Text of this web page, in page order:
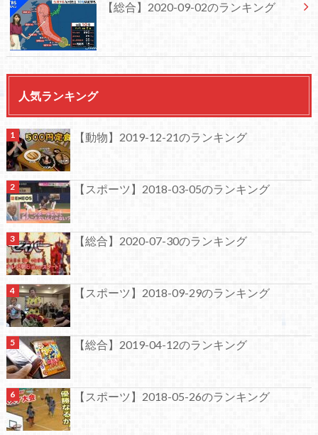
【総合】2020-09-02のランキング
人気ランキング
【動物】2019-12-21のランキング
【スポーツ】2018-03-05のランキング
【総合】2020-07-30のランキング
【スポーツ】2018-09-29のランキング
【総合】2019-04-12のランキング
【スポーツ】2018-05-26のランキング